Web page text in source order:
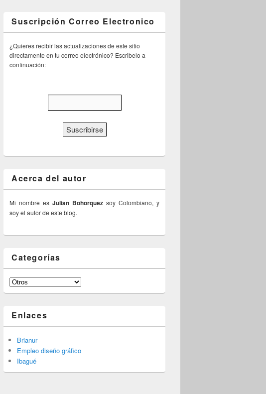
Suscripción Correo Electronico
¿Quieres recibir las actualizaciones de este sitio
directamente en tu correo electrónico? Escribelo a
continuación:
Acerca del autor
Mi nombre es Julian Bohorquez soy Colombiano, y
soy el autor de este blog.
Categorías
Categorías
Enlaces
Brianur
Empleo diseño gráfico
Ibagué